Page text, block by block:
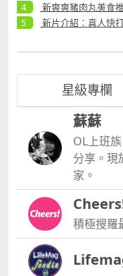
新爽爽豬肉丸美食
新片介紹：真人快
星級專欄
蘇蘇
OL上班
分享。現
家。
積極搜羅